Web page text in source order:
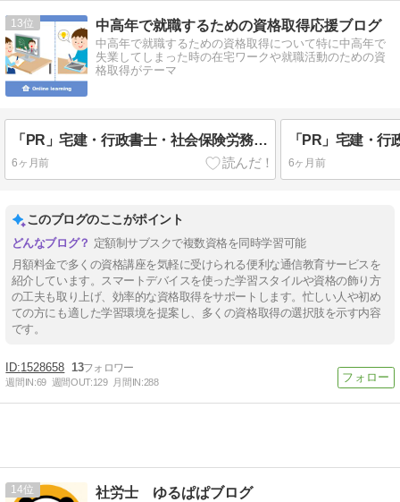
13 中高年で就職するための資格取得応援ブログ
中高年で就職するための資格取得について特に中高年で
失業してしまった時の在宅ワークや就職活動のための資
格取得がテーマ
「PR」宅建・行政書士・社会保険労務士・FP2等が月々1628円のサブスクでスマホで学べる
6ヶ月前 6ヶ月前
このブログのここがポイント
定額制サブスクで複数資格を同時学習可能
月額料金で多くの資格講座を気軽に受けられる便利な通信教育サービスを
紹介しています。スマートデバイスを使った学習スタイルや資格の飾り方
の工夫も取り上げ、効率的な資格取得をサポートします。忙しい人や初め
ての方にも適した学習環境を提案し、多くの資格取得の選択肢を示す内容
です。
1528658 13
週間IN:69 週間OUT:129 月間IN:288
14 社労士 ゆるぱぱブログ